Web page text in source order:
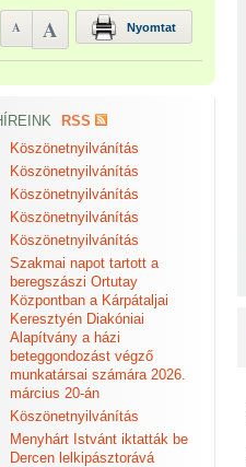
A A Nyomtat
RSS
Köszönetnyilvánítás
Köszönetnyilvánítás
Köszönetnyilvánítás
Köszönetnyilvánítás
Köszönetnyilvánítás
Szakmai napot tartott a
beregszászi Ortutay
Központban a Kárpátaljai
Keresztyén Diakóniai
Alapítvány a házi
beteggondozást végző
munkatársai számára 2026.
március 20-án
Köszönetnyilvánítás
Menyhárt Istvánt iktatták be
Dercen lelkipásztorává